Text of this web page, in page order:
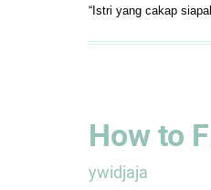
/
“Istri yang cakap
How to
ywidjaja